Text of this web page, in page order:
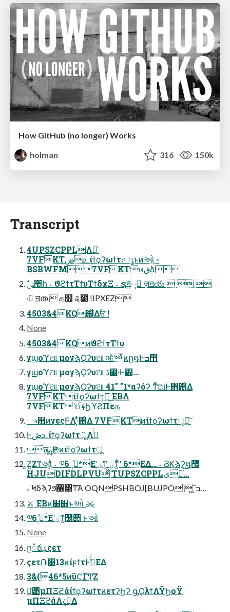
How GitHub (no longer) Works
holman
316 150k
Transcript
4UPSZCPPLΛ༻͍ͨ
7VFKTڞ௨ίϯϙʔωϯτ։ൃͱͷઓ͍ -
BSBWFM7VFKTษڧձ
ࣗݾ঺հ ˔ ϑϩϯτΤϯυΤϯδχΞ ˔ ຊॻ͍ͯ·͢ ˓ ٕज़ॻయ   
˓ ٕॻത  த໺ ୡ໵ !IPXEZ
4503&4KQ஌ͬͯΔਓ !
None
4503&4KQͷϑϩϯτΤϯυ
γϣοϓଆ μογϡϘʔυଆ ओʹͭͷը໘Ͱߏ੒
γϣοϓଆ μογϡϘʔυଆ ڈ೥·Ͱ͸…
γϣοϓଆ μογϡϘʔυଆ 41" "1*αʔόʔ ͲͬͪଆͰ΋࢖͑Δ
7VFKTίϯϙʔωϯτ͕ཉ͍͠ ͜ΕΒΛ
7VFKTʹઈࢍϦϓϨΠεத
ෳ਺ͷγεςϜΛ·͕ͨͬͯ࢖͑Δ 7VFKTͷίϯϙʔωϯτू͕ཉ͍͠
Ͱڞ௨ίϯϙʔωϯτूΛ࡞ͬͨ
छྨҎ্ͷίϯϙʔωϯτू
͍Ζ͍Ζͳઓ͍͕͋ͬͨ ˔ ༧ظͤ͵ 6*่Εʹؾ͚ͮͳ͍ ؾ͔ͮͳ͍͏ͪʹ 6*่͕ΕΔ… ˔ ϨϏϡʔ͕໘౗
HJUDIFDLPVUͯ͠ TUPSZCPPLىಈͯ͠…
⚔ ͜ΕΒͷ໰୊ͱઓ͏ ⚔
༧ظͤ͵6*่Εʹؾ͚ͮͳ͍໰୊ ͱઓ͏
None
ը૾ճؼςετ
ςετ݁Ռ͸13ͷίϝϯτͰڭ͑ͯ͘ΕΔ
3&(46*5ͷϋϚΓͲ͜Ζ
ྫ͑͹μΠΞϩάίϯϙʔωϯτͷετʔϦʔ ᶃϘλϯΛΫϦοΫ
μΠΞϩάΛදࣔ͢Δ